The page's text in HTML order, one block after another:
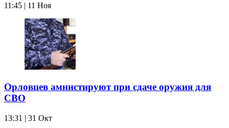
11:45 | 11 Ноя
Орловцев амнистируют при сдаче оружия для
СВО
13:31 | 31 Окт